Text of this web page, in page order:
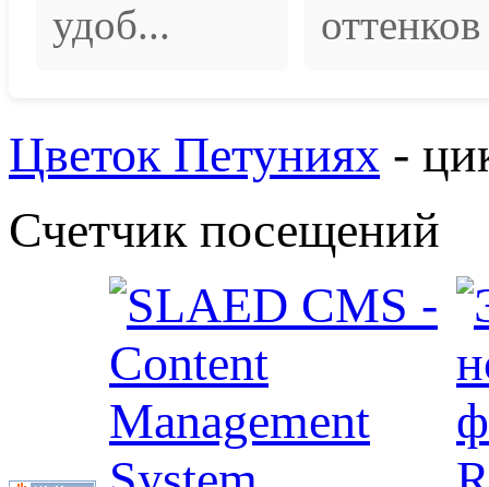
удоб...
Цветок Петуниях -
Счетчик посещений